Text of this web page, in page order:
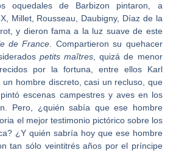
oquedales de Barbizon pintaron, a
Millet, Rousseau, Daubigny, Díaz de la
y dieron fama a la luz suave de este
de France. Compartieron su quehacer
petits maîtres, quizá de menor
por la fortuna, entre ellos Karl
hombre discreto, casi un recluso, que
escenas campestres y aves en los
Pero, ¿quién sabía que ese hombre
el mejor testimonio pictórico sobre los
¿Y quién sabría hoy que ese hombre
tan sólo veintitrés años por el príncipe